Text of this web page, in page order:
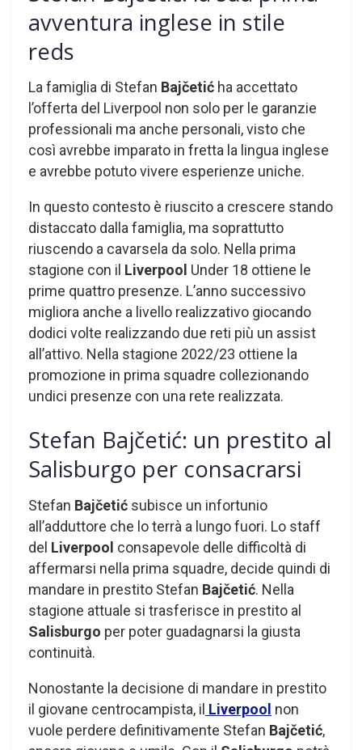
avventura inglese in stile
reds
La famiglia di Stefan Bajčetić ha accettato
l’offerta del Liverpool non solo per le garanzie
professionali ma anche personali, visto che
così avrebbe imparato in fretta la lingua inglese
e avrebbe potuto vivere esperienze uniche.
In questo contesto è riuscito a crescere stando
distaccato dalla famiglia, ma soprattutto
riuscendo a cavarsela da solo. Nella prima
stagione con il Liverpool Under 18 ottiene le
prime quattro presenze. L’anno successivo
migliora anche a livello realizzativo giocando
dodici volte realizzando due reti più un assist
all’attivo. Nella stagione 2022/23 ottiene la
promozione in prima squadre collezionando
undici presenze con una rete realizzata.
Stefan Bajčetić: un prestito al
Salisburgo per consacrarsi
Stefan Bajčetić subisce un infortunio
all’adduttore che lo terrà a lungo fuori. Lo staff
del Liverpool consapevole delle difficoltà di
affermarsi nella prima squadre, decide quindi di
mandare in prestito Stefan Bajčetić. Nella
stagione attuale si trasferisce in prestito al
Salisburgo per poter guadagnarsi la giusta
continuità.
Nonostante la decisione di mandare in prestito
il giovane centrocampista, il Liverpool non
vuole perdere definitivamente Stefan Bajčetić,